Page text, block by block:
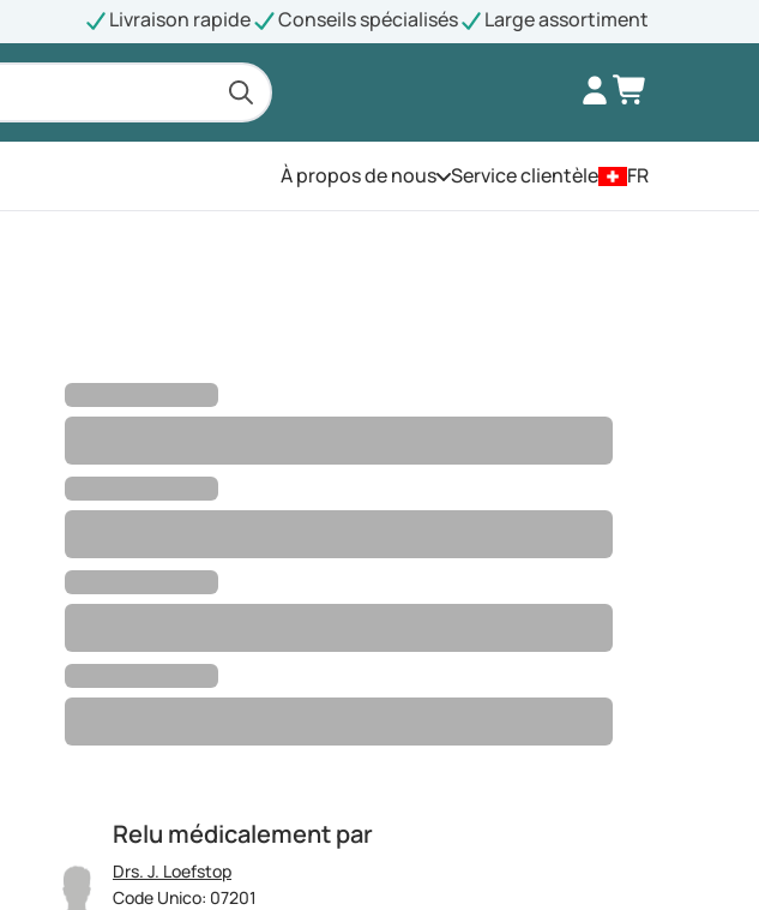
Livraison rapide Conseils spécialisés Large assortiment
À propos de nousOuvrez le menu
Service clientèle FR
Relu médicalement par
Drs. J. Loefstop
Code Unico: 07201